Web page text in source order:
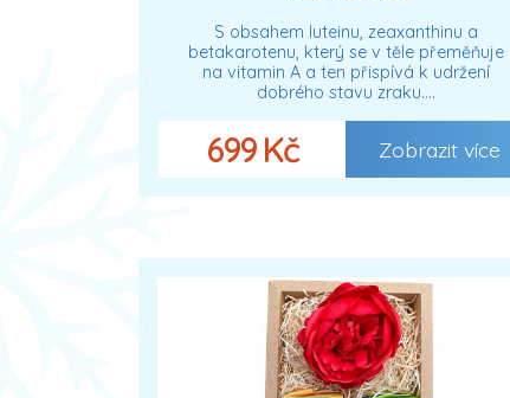
S obsahem luteinu, zeaxanthinu a
betakarotenu, který se v těle přeměňuje
na vitamin A a ten přispívá k udržení
dobrého stavu zraku.…
699 Kč Zobrazit více